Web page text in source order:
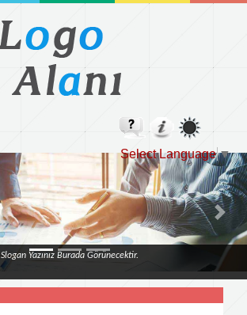
Select Language▼
Next
Slogan Yazınız Burada Görünecektir.